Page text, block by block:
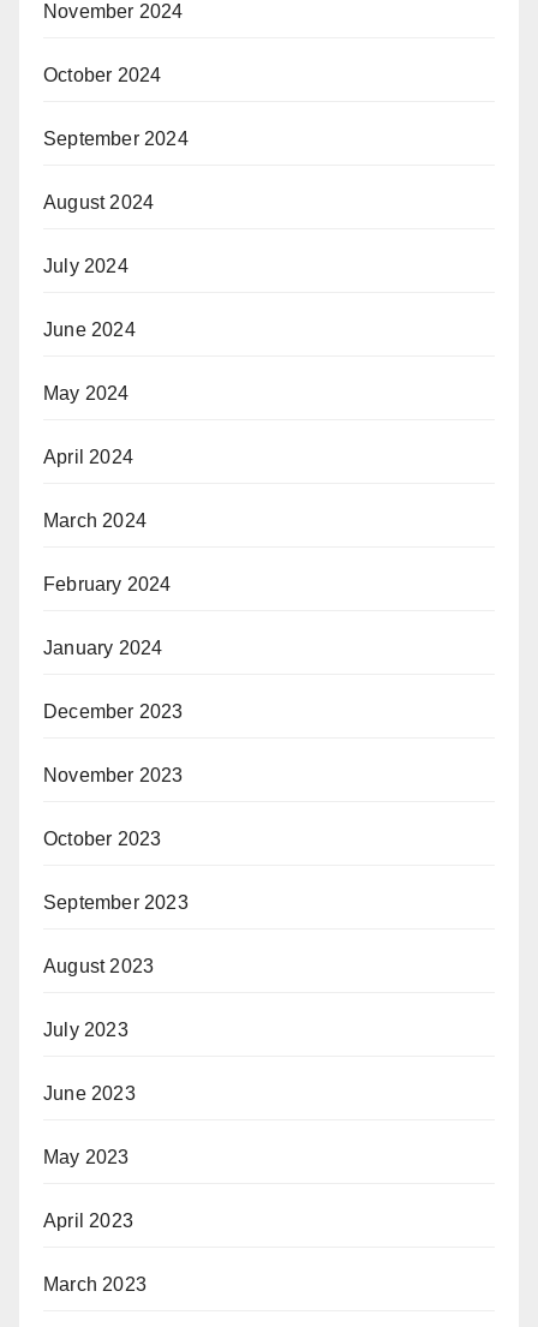
November 2024
October 2024
September 2024
August 2024
July 2024
June 2024
May 2024
April 2024
March 2024
February 2024
January 2024
December 2023
November 2023
October 2023
September 2023
August 2023
July 2023
June 2023
May 2023
April 2023
March 2023